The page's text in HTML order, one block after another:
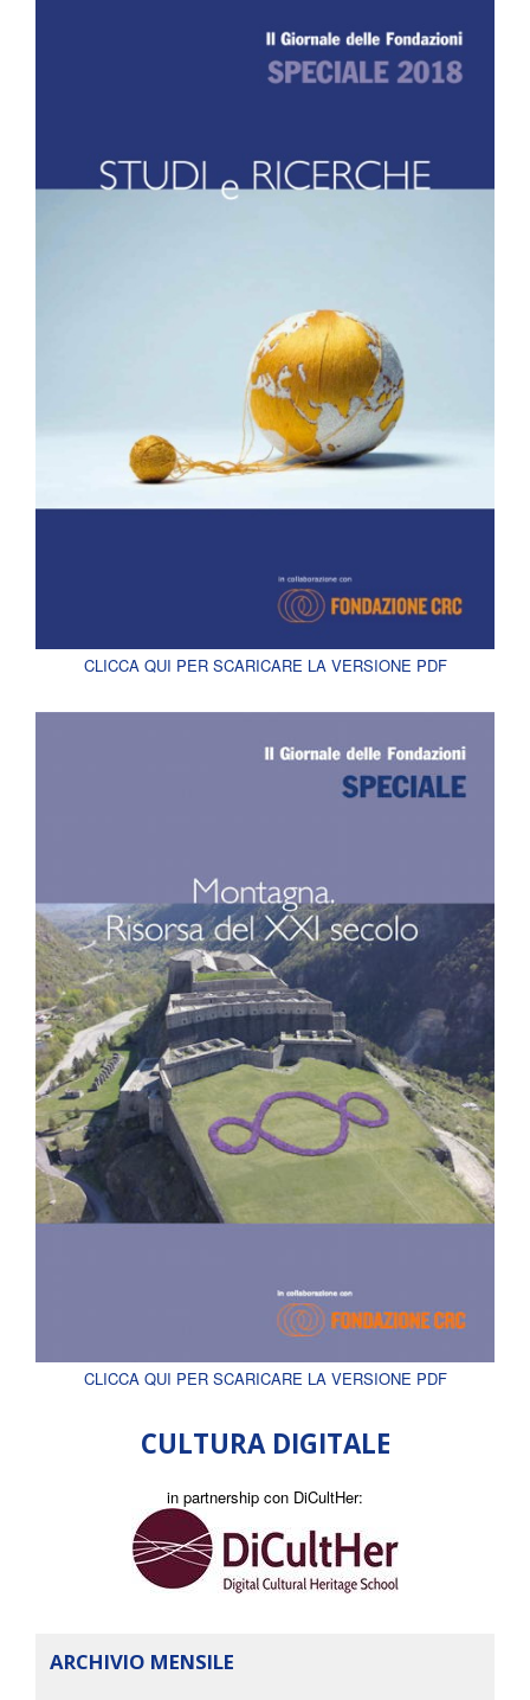
CLICCA QUI PER SCARICARE LA VERSIONE PDF
CLICCA QUI PER SCARICARE LA VERSIONE PDF
CULTURA DIGITALE
in partnership con DiCultHer:
ARCHIVIO MENSILE